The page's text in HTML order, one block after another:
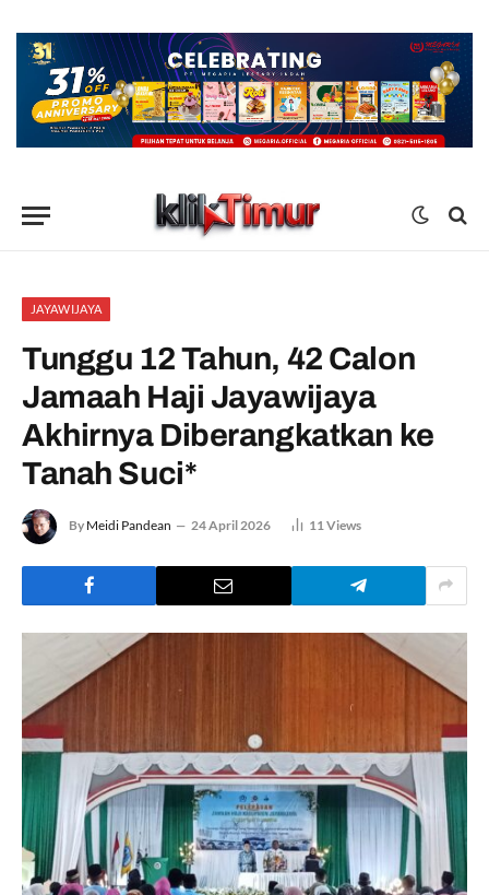
JAYAWIJAYA
Tunggu 12 Tahun, 42 Calon
Jamaah Haji Jayawijaya
Akhirnya Diberangkatkan ke
Tanah Suci*
By Meidi Pandean 24 April 2026 11 Views